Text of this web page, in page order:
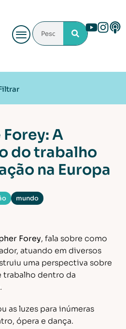
Iluminação
Sonoplastia
A
do trabalho
na Europa
mundo
Forey, fala sobre como
atuando em diversos
uma perspectiva sobre
trabalho dentro da
as luzes para inúmeras
ópera e dança.